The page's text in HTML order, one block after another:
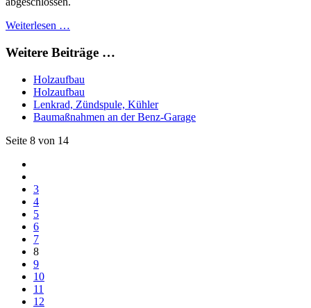
Weiterlesen …
Weitere Beiträge …
Holzaufbau
Holzaufbau
Lenkrad, Zündspule, Kühler
Baumaßnahmen an der Benz-Garage
Seite 8 von 14
3
4
5
6
7
8
9
10
11
12